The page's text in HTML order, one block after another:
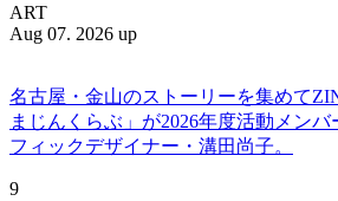
ART
Aug 07. 2026 up
名古屋・金山のストーリーを集めて
まじんくらぶ」が2026年度活動メン
フィックデザイナー・溝田尚子。
9